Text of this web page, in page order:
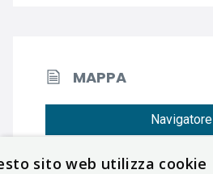
MAPPA
Navigatore
sito web utilizza cookie